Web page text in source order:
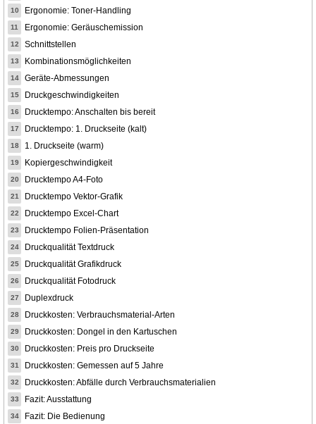
10 Ergonomie: Toner-Handling
11 Ergonomie: Geräuschemission
12 Schnittstellen
13 Kombinationsmöglichkeiten
14 Geräte-Abmessungen
15 Druckgeschwindigkeiten
16 Drucktempo: Anschalten bis bereit
17 Drucktempo: 1. Druckseite (kalt)
18 1. Druckseite (warm)
19 Kopiergeschwindigkeit
20 Drucktempo A4-Foto
21 Drucktempo Vektor-Grafik
22 Drucktempo Excel-Chart
23 Drucktempo Folien-Präsentation
24 Druckqualität Textdruck
25 Druckqualität Grafikdruck
26 Druckqualität Fotodruck
27 Duplexdruck
28 Druckkosten: Verbrauchsmaterial-Arten
29 Druckkosten: Dongel in den Kartuschen
30 Druckkosten: Preis pro Druckseite
31 Druckkosten: Gemessen auf 5 Jahre
32 Druckkosten: Abfälle durch Verbrauchsmaterialien
33 Fazit: Ausstattung
34 Fazit: Die Bedienung